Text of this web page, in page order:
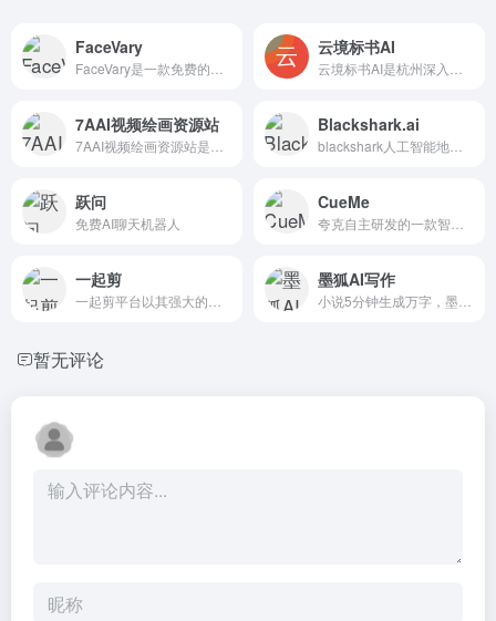
FaceVary 云境标书AI
7AAI视频绘画资源站 Blackshark.ai
跃问
免费AI聊天机器人
CueMe
一起剪 墨狐AI写作
暂无评论